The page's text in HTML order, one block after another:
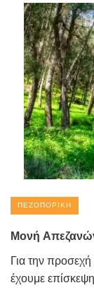
ΠΕΖΟΠΟΡΙΚΉ
Μονή
Για την
έχουμε επίσκεψη